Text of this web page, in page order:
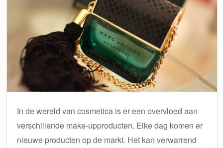
In de wereld van cosmetica is er een overvloed aan
verschillende make-upproducten. Elke dag komen er
nieuwe producten op de markt. Het kan verwarrend